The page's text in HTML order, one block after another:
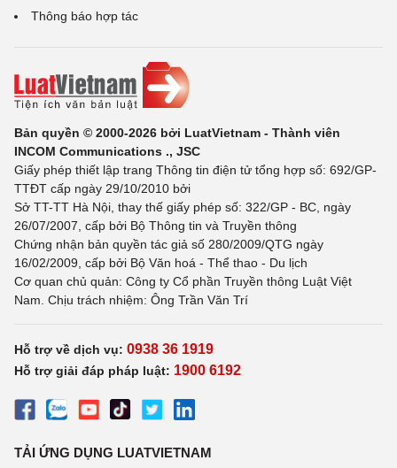
Thông báo hợp tác
Bản quyền © 2000-2026 bởi LuatVietnam - Thành viên
INCOM Communications ., JSC
Giấy phép thiết lập trang Thông tin điện tử tổng hợp số: 692/GP-
TTĐT cấp ngày 29/10/2010 bởi
Sở TT-TT Hà Nội, thay thế giấy phép số: 322/GP - BC, ngày
26/07/2007, cấp bởi Bộ Thông tin và Truyền thông
Chứng nhận bản quyền tác giả số 280/2009/QTG ngày
16/02/2009, cấp bởi Bộ Văn hoá - Thể thao - Du lịch
Cơ quan chủ quản: Công ty Cổ phần Truyền thông Luật Việt
Nam. Chịu trách nhiệm: Ông Trần Văn Trí
Hỗ trợ về dịch vụ: 0938 36 1919
Hỗ trợ giải đáp pháp luật: 1900 6192
TẢI ỨNG DỤNG LUATVIETNAM